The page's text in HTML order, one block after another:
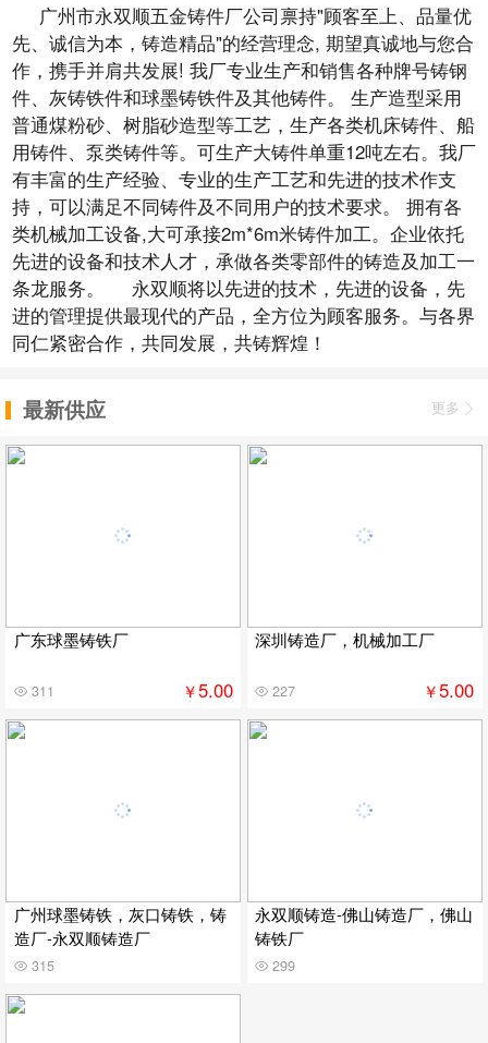
广州市永双顺五金铸件厂公司禀持"顾客至上、品量优
先、诚信为本，铸造精品"的经营理念, 期望真诚地与您合
作，携手并肩共发展! 我厂专业生产和销售各种牌号铸钢
件、灰铸铁件和球墨铸铁件及其他铸件。 生产造型采用
普通煤粉砂、树脂砂造型等工艺，生产各类机床铸件、船
用铸件、泵类铸件等。可生产大铸件单重12吨左右。我厂
有丰富的生产经验、专业的生产工艺和先进的技术作支
持，可以满足不同铸件及不同用户的技术要求。 拥有各
类机械加工设备,大可承接2m*6m米铸件加工。企业依托
先进的设备和技术人才，承做各类零部件的铸造及加工一
条龙服务。 永双顺将以先进的技术，先进的设备，先
进的管理提供最现代的产品，全方位为顾客服务。与各界
同仁紧密合作，共同发展，共铸辉煌！
最新供应 更多
广东球墨铸铁厂
311 ￥5.00
深圳铸造厂，机械加工厂
227 ￥5.00
广州球墨铸铁，灰口铸铁，铸
造厂-永双顺铸造厂
315
永双顺铸造-佛山铸造厂，佛山
铸铁厂
299